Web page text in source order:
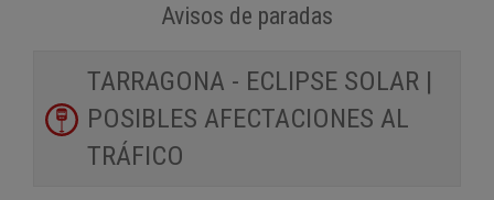
Avisos de paradas
TARRAGONA - ECLIPSE SOLAR |
POSIBLES AFECTACIONES AL
TRÁFICO